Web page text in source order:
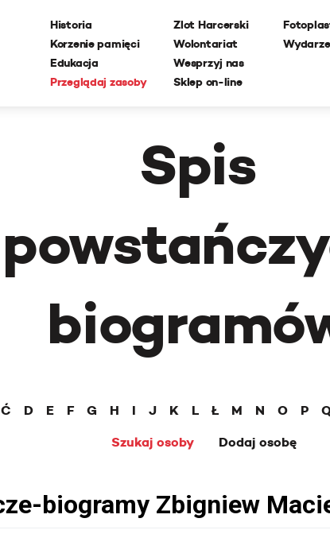
Historia
Korzenie pamięci
Edukacja
Przeglądaj zasoby
Zlot Harcerski
Wolontariat
Wesprzyj nas
Sklep on-line
Spis
Ć D E F G H I J K L Ł M N O P
Szukaj osoby
Dodaj osobę